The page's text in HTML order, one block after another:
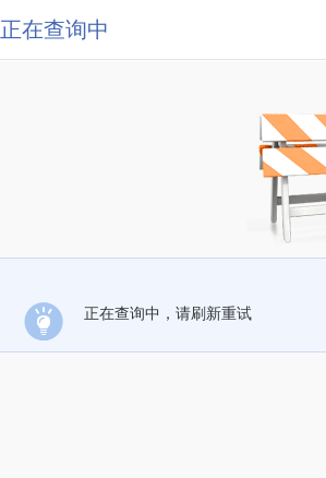
正在查询中
正在查询中，请刷新重试